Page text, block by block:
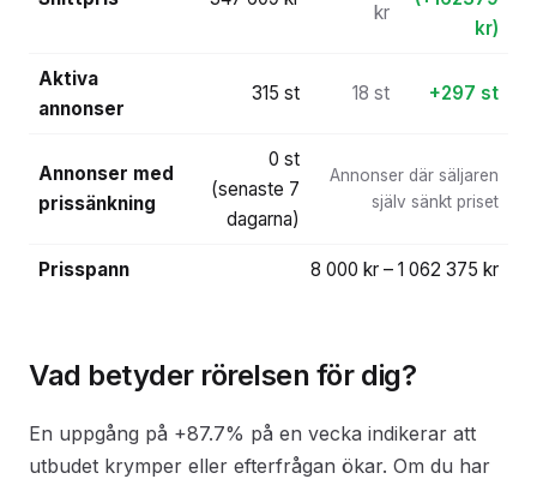
kr
kr)
Aktiva
annonser
315 st 18 st +297 st
Annonser med
prissänkning
0 st
(senaste 7
dagarna)
Annonser där säljaren
själv sänkt priset
Prisspann 8 000 kr – 1 062 375 kr
Vad betyder rörelsen för dig?
En uppgång på +87.7% på en vecka indikerar att
utbudet krymper eller efterfrågan ökar. Om du har